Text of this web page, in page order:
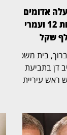
אדומים
תובע את חדשות 12 ועמרי
מאת: שלמה בן ברוך, בית משפט
דן בתביעת
ראש עיריית
בתביעה,
שהועמדה על סך 150 אלף שקל,